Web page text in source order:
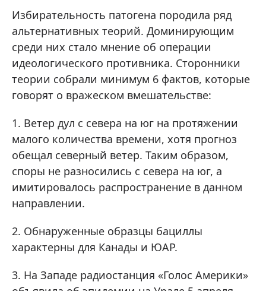
Избирательность патогена породила ряд
альтернативных теорий. Доминирующим
среди них стало мнение об операции
идеологического противника. Сторонники
теории собрали минимум 6 фактов, которые
говорят о вражеском вмешательстве:
1. Ветер дул с севера на юг на протяжении
малого количества времени, хотя прогноз
обещал северный ветер. Таким образом,
споры не разносились с севера на юг, а
имитировалось распространение в данном
направлении.
2. Обнаруженные образцы бациллы
характерны для Канады и ЮАР.
3. На Западе радиостанция «Голос Америки»